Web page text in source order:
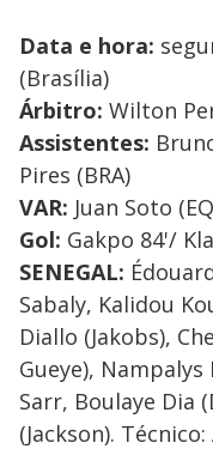
Data e hora:
(Brasília)
Árbitro: Wilton
Assistentes:
Pires (BRA)
VAR: Juan Soto
Gol: Gakpo 84'/
SENEGAL:
Sabaly, Kalidou
Diallo (Jakobs),
Gueye),
Sarr, Boulaye Dia
(Jackson).